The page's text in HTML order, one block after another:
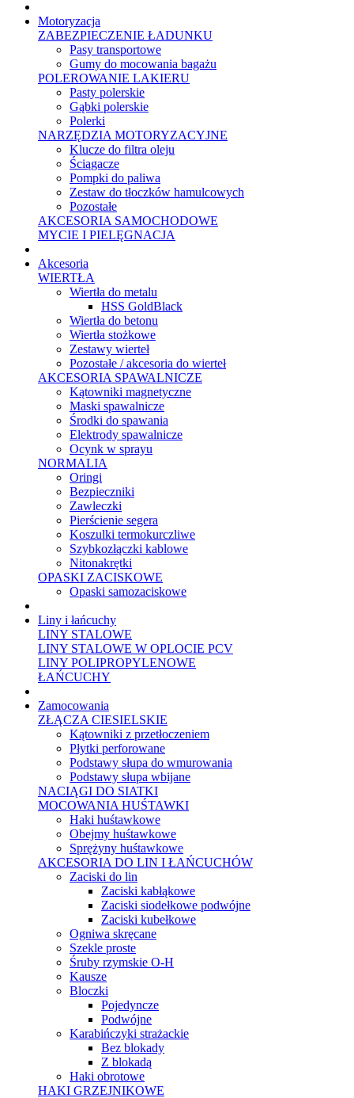
Motoryzacja
ZABEZPIECZENIE ŁADUNKU
Pasy transportowe
Gumy do mocowania bagażu
POLEROWANIE LAKIERU
Pasty polerskie
Gąbki polerskie
Polerki
NARZĘDZIA MOTORYZACYJNE
Klucze do filtra oleju
Ściągacze
Pompki do paliwa
Zestaw do tłoczków hamulcowych
Pozostałe
AKCESORIA SAMOCHODOWE
MYCIE I PIELĘGNACJA
Akcesoria
WIERTŁA
Wiertła do metalu
HSS GoldBlack
Wiertła do betonu
Wiertła stożkowe
Zestawy wierteł
Pozostałe / akcesoria do wierteł
AKCESORIA SPAWALNICZE
Kątowniki magnetyczne
Maski spawalnicze
Środki do spawania
Elektrody spawalnicze
Ocynk w sprayu
NORMALIA
Oringi
Bezpieczniki
Zawleczki
Pierścienie segera
Koszulki termokurczliwe
Szybkozłączki kablowe
Nitonakrętki
OPASKI ZACISKOWE
Opaski samozaciskowe
Liny i łańcuchy
LINY STALOWE
LINY STALOWE W OPLOCIE PCV
LINY POLIPROPYLENOWE
ŁAŃCUCHY
Zamocowania
ZŁĄCZA CIESIELSKIE
Kątowniki z przetłoczeniem
Płytki perforowane
Podstawy słupa do wmurowania
Podstawy słupa wbijane
NACIĄGI DO SIATKI
MOCOWANIA HUŚTAWKI
Haki huśtawkowe
Obejmy huśtawkowe
Sprężyny huśtawkowe
AKCESORIA DO LIN I ŁAŃCUCHÓW
Zaciski do lin
Zaciski kabłąkowe
Zaciski siodełkowe podwójne
Zaciski kubełkowe
Ogniwa skręcane
Szekle proste
Śruby rzymskie O-H
Kausze
Bloczki
Pojedyncze
Podwójne
Karabińczyki strażackie
Bez blokady
Z blokadą
Haki obrotowe
HAKI GRZEJNIKOWE